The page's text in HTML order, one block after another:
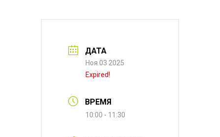
ДАТА
Ноя 03 2025
Expired!
ВРЕМЯ
10:00 - 11:30